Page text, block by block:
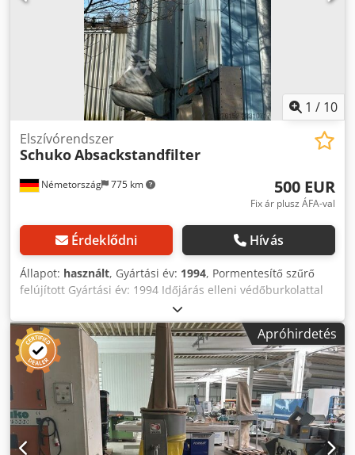
1 / 10
Németország 775 km
Elszívórendszer
SchukoAbsackstandfilter
500 EUR
Fix ár plusz ÁFA-val
Érdeklődni Hívás
Állapot: használt, Gyártási év: 1994, Pormentesítő szűrő
felújított Gyártási év: 1994 Időjárás elleni védőburkolattal
Dcedpfx Ajzk N H Ssklok Visszavezetett levegővel S 250
ventilátorral 4590 m³/h légáram 4 kW-os motor
Rendelkezésre állás: rövid időn belül Tárolóhely: Villingen-
Schwenningen Amennyiben a vevő saját maga szereli le és
szállítja el a berendezést, az 500 € + áfa áron
rendelkezésre áll.
Apróhirdetés